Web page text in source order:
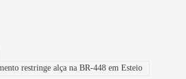
restringe alça na BR-448 em Esteio